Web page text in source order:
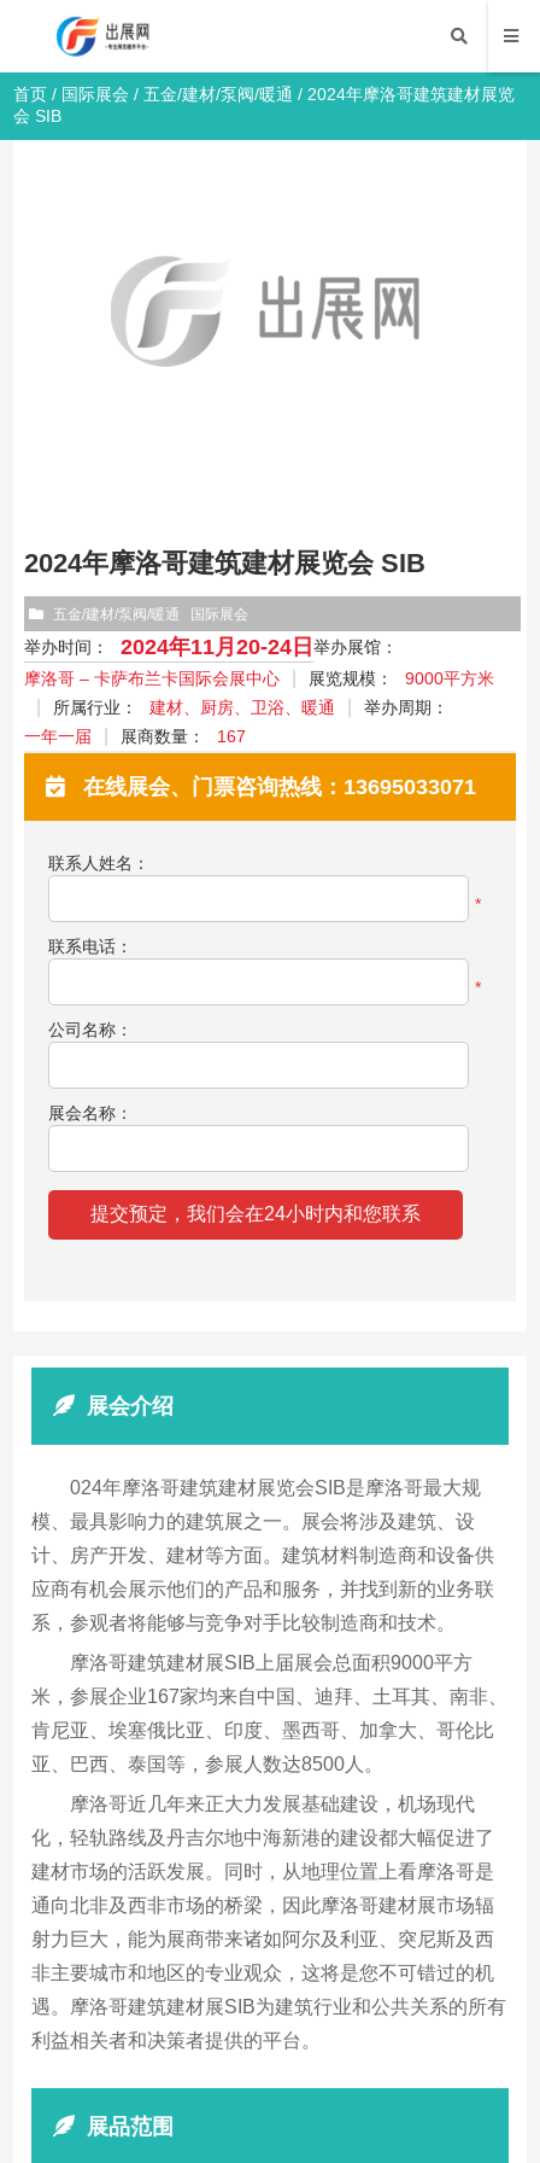
首页 / 国际展会 /五金/建材/泵阀/暖通 / 2024年摩洛哥建筑建材展览
会 SIB
2024年摩洛哥建筑建材展览会 SIB
五金/建材/泵阀/暖通 国际展会
举办时间： 2024年11月20-24日 举办展馆：
摩洛哥 – 卡萨布兰卡国际会展中心
展览规模：
9000平方米
所属行业：
建材、厨房、卫浴、暖通
举办周期：
一年一届
展商数量： 167
在线展会、门票咨询热线：13695033071
联系人姓名：
*
联系电话：
*
公司名称：
展会名称：
展会介绍
024年摩洛哥建筑建材展览会SIB是摩洛哥最大规
模、最具影响力的建筑展之一。展会将涉及建筑、设
计、房产开发、建材等方面。建筑材料制造商和设备供
应商有机会展示他们的产品和服务，并找到新的业务联
系，参观者将能够与竞争对手比较制造商和技术。
摩洛哥建筑建材展SIB上届展会总面积9000平方
米，参展企业167家均来自中国、迪拜、土耳其、南非、
肯尼亚、埃塞俄比亚、印度、墨西哥、加拿大、哥伦比
亚、巴西、泰国等，参展人数达8500人。
摩洛哥近几年来正大力发展基础建设，机场现代
化，轻轨路线及丹吉尔地中海新港的建设都大幅促进了
建材市场的活跃发展。同时，从地理位置上看摩洛哥是
通向北非及西非市场的桥梁，因此摩洛哥建材展市场辐
射力巨大，能为展商带来诸如阿尔及利亚、突尼斯及西
非主要城市和地区的专业观众，这将是您不可错过的机
遇。摩洛哥建筑建材展SIB为建筑行业和公共关系的所有
利益相关者和决策者提供的平台。
展品范围